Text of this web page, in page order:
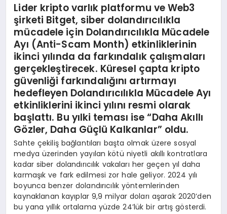
Lider kripto varlık platformu ve Web3
şirketi Bitget, siber dolandırıcılıkla
mücadele için Dolandırıcılıkla Mücadele
Ayı (Anti-Scam Month) etkinliklerinin
ikinci yılında da farkındalık çalışmaları
gerçekleştirecek. Küresel çapta kripto
güvenliği farkındalığını artırmayı
hedefleyen Dolandırıcılıkla Mücadele Ayı
etkinliklerini ikinci yılını resmi olarak
başlattı. Bu yılki teması ise“Daha Akıllı
Gözler, Daha Güçlü Kalkanlar” oldu.
Sahte çekiliş bağlantıları başta olmak üzere sosyal
medya üzerinden yayılan kötü niyetli akıllı kontratlara
kadar siber dolandırıcılık vakaları her geçen yıl daha
karmaşık ve fark edilmesi zor hale geliyor. 2024 yılı
boyunca benzer dolandırıcılık yöntemlerinden
kaynaklanan kayıplar 9,9 milyar doları aşarak 2020’den
bu yana yıllık ortalama yüzde 24’lük bir artış gösterdi.